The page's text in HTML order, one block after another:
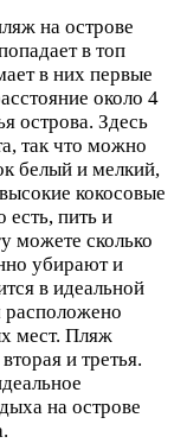
на острове
в топ
в них первые
около 4
острова. Здесь
так что можно
белый и мелкий,
кокосовые
пить и
можете сколько
убирают и
в идеальной
мест. Пляж
и третья.
на острове